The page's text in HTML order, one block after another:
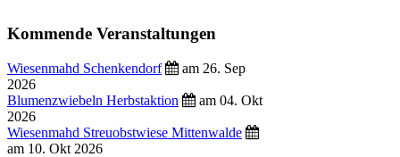
Kommende Veranstaltungen
Wiesenmahd Schenkendorf
am 26. Sep
2026
Blumenzwiebeln Herbstaktion
am 04. Okt
2026
Wiesenmahd Streuobstwiese Mittenwalde
am 10. Okt 2026